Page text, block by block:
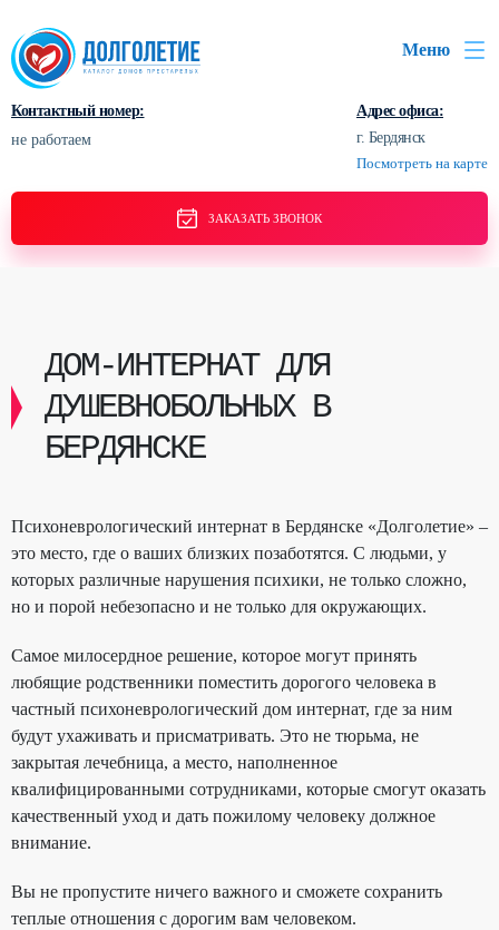
Адрес офиса:
г. Бердянск
Посмотреть на карте
Контактный номер:
не работаем
Меню
ЗАКАЗАТЬ ЗВОНОК
ДОМ-ИНТЕРНАТ ДЛЯ
ДУШЕВНОБОЛЬНЫХ В
БЕРДЯНСКЕ
Психоневрологический интернат в Бердянске «Долголетие» –
это место, где о ваших близких позаботятся. С людьми, у
которых различные нарушения психики, не только сложно,
но и порой небезопасно и не только для окружающих.
Самое милосердное решение, которое могут принять
любящие родственники поместить дорогого человека в
частный психоневрологический дом интернат, где за ним
будут ухаживать и присматривать. Это не тюрьма, не
закрытая лечебница, а место, наполненное
квалифицированными сотрудниками, которые смогут оказать
качественный уход и дать пожилому человеку должное
внимание.
Вы не пропустите ничего важного и сможете сохранить
теплые отношения с дорогим вам человеком.